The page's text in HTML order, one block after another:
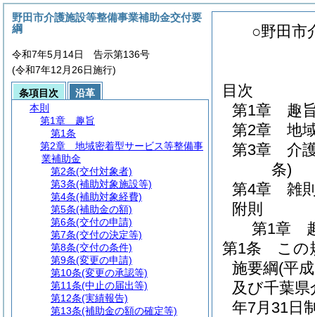
○野田市
目次
第1章
趣
第2章
地
第3章
介
条)
第4章
雑
附則
第1章
第1条
この
施要綱(平
及び千葉県
年7月31日
野田市介護施設等整備事業補助金交付要
綱
令和7年5月14日 告示第136号
(令和7年12月26日施行)
条項目次
沿革
本則
第1章
趣旨
第1条
第2章
地域密着型サービス等整備事
業補助金
第2条(交付対象者)
第3条(補助対象施設等)
第4条(補助対象経費)
第5条(補助金の額)
第6条(交付の申請)
第7条(交付の決定等)
第8条(交付の条件)
第9条(変更の申請)
第10条(変更の承認等)
第11条(中止の届出等)
第12条(実績報告)
第13条(補助金の額の確定等)